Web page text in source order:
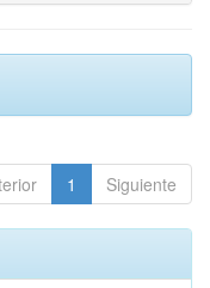
1 Siguiente